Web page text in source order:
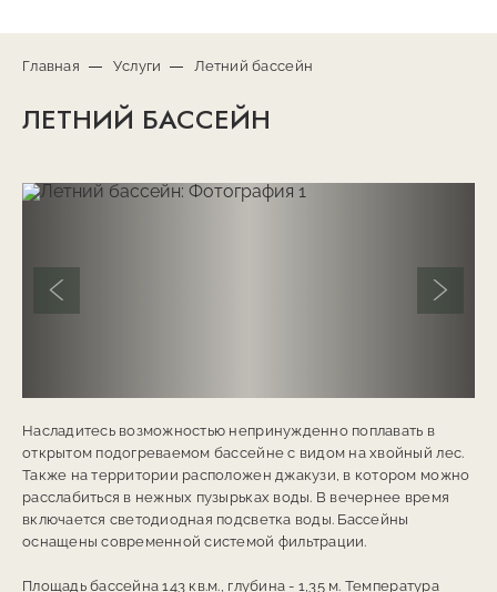
Главная Услуги Летний бассейн
ЛЕТНИЙ БАССЕЙН
Предыдущий слайд
Насладитесь возможностью непринужденно поплавать в
открытом подогреваемом бассейне с видом на хвойный лес.
Также на территории расположен джакузи, в котором можно
расслабиться в нежных пузырьках воды. В вечернее время
включается светодиодная подсветка воды. Бассейны
оснащены современной системой фильтрации.
Площадь бассейна 143 кв.м., глубина - 1,35 м. Температура